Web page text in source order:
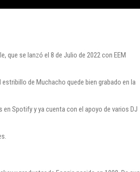
que se lanzó el 8 de Julio de 2022 con EEM
de Muchacho quede bien grabado en la
Spotify y ya cuenta con el apoyo de varios DJ